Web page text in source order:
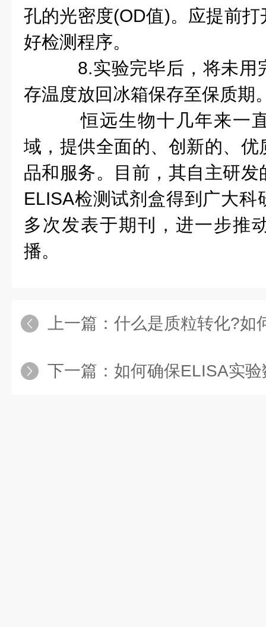
孔的光密度(OD值)。应提前
好检测程序。
8.实验完毕后，将未用
存温度放回冰箱保存至保质期
恒远生物十几年来一
域，提供全面的、创新的、
品和服务。目前，其自主研
ELISA检测试剂盒得到广大科
多次发表于期刊，进一步推
播。
上一篇： 什么是质粒转化?如
下一篇： 如何确保ELISA实